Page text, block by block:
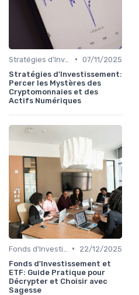
• 07/11/2025
Stratégies d'Investissement:
Percer les Mystères des
Cryptomonnaies et des
Actifs Numériques
•
22/12/2025
Fonds d'Investissement et
ETF: Guide Pratique pour
Décrypter et Choisir avec
Sagesse